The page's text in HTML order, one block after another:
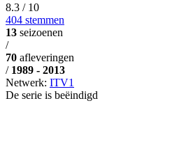
8.3 / 10
404 stemmen
13 seizoenen
/
70 afleveringen
/ 1989 - 2013
Netwerk: ITV1
De serie is beëindigd